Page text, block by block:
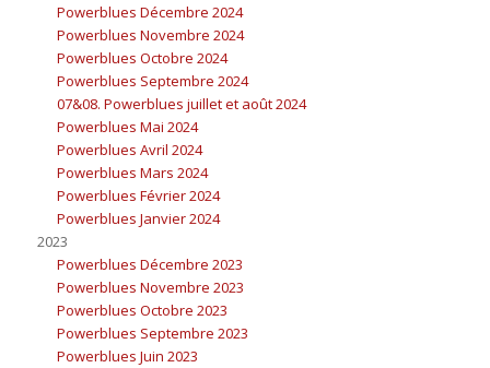
Powerblues Décembre 2024
Powerblues Novembre 2024
Powerblues Octobre 2024
Powerblues Septembre 2024
07&08. Powerblues juillet et août 2024
Powerblues Mai 2024
Powerblues Avril 2024
Powerblues Mars 2024
Powerblues Février 2024
Powerblues Janvier 2024
2023
Powerblues Décembre 2023
Powerblues Novembre 2023
Powerblues Octobre 2023
Powerblues Septembre 2023
Powerblues Juin 2023